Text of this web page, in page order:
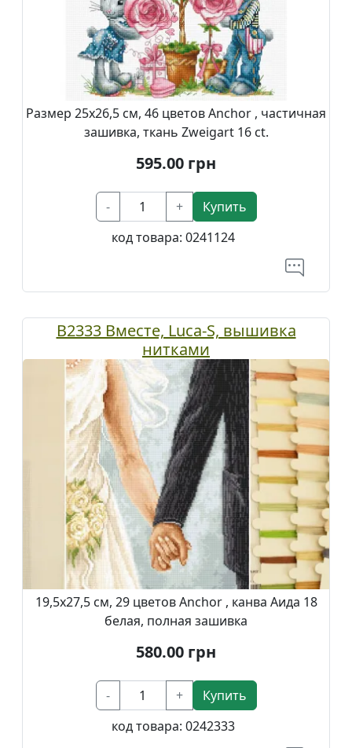
Размер 25х26,5 см, 46 цветов Anchor , частичная
зашивка, ткань Zweigart 16 ct.
595.00 грн
- +
Купить
код товара: 0241124
B2333 Вместе, Luca-S, вышивка
нитками
19,5х27,5 см, 29 цветов Anchor , канва Аида 18
белая, полная зашивка
580.00 грн
- +
Купить
код товара: 0242333